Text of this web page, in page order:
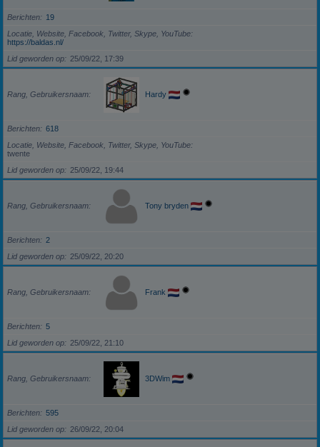
Berichten
19
Locatie, Website, Facebook, Twitter, Skype, YouTube
https://baldas.nl/
Lid geworden op
25/09/22, 17:39
Rang, Gebruikersnaam Hardy
Berichten
618
Locatie, Website, Facebook, Twitter, Skype, YouTube
twente
Lid geworden op
25/09/22, 19:44
Rang, Gebruikersnaam Tony bryden
Berichten
2
Lid geworden op
25/09/22, 20:20
Rang, Gebruikersnaam Frank
Berichten
5
Lid geworden op
25/09/22, 21:10
Rang, Gebruikersnaam 3DWim
Berichten
595
Lid geworden op
26/09/22, 20:04